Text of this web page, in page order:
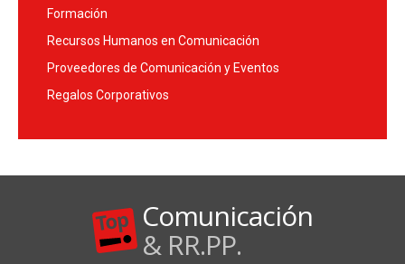
Formación
Recursos Humanos en Comunicación
Proveedores de Comunicación y Eventos
Regalos Corporativos
Comunicación
& RR.PP.